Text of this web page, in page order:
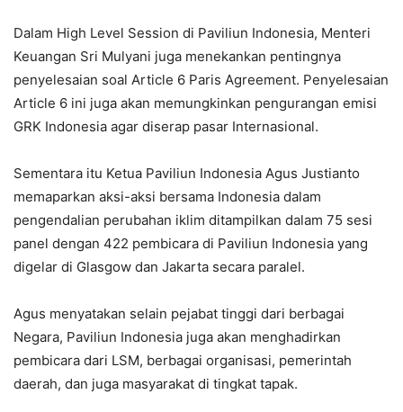
Dalam High Level Session di Paviliun Indonesia, Menteri
Keuangan Sri Mulyani juga menekankan pentingnya
penyelesaian soal Article 6 Paris Agreement. Penyelesaian
Article 6 ini juga akan memungkinkan pengurangan emisi
GRK Indonesia agar diserap pasar Internasional.
Sementara itu Ketua Paviliun Indonesia Agus Justianto
memaparkan aksi-aksi bersama Indonesia dalam
pengendalian perubahan iklim ditampilkan dalam 75 sesi
panel dengan 422 pembicara di Paviliun Indonesia yang
digelar di Glasgow dan Jakarta secara paralel.
Agus menyatakan selain pejabat tinggi dari berbagai
Negara, Paviliun Indonesia juga akan menghadirkan
pembicara dari LSM, berbagai organisasi, pemerintah
daerah, dan juga masyarakat di tingkat tapak.